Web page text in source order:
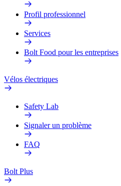
Profil professionnel
Services
Bolt Food pour les entreprises
Vélos électriques
Safety Lab
Signaler un problème
FAQ
Bolt Plus